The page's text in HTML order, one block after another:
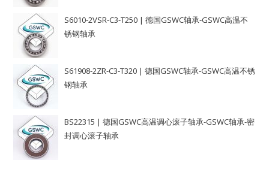
S6010-2VSR-C3-T250 | 德国GSWC轴承-GSWC高温不
锈钢轴承
S61908-2ZR-C3-T320 | 德国GSWC轴承-GSWC高温不锈
钢轴承
BS22315 | 德国GSWC高温调心滚子轴承-GSWC轴承-密
封调心滚子轴承